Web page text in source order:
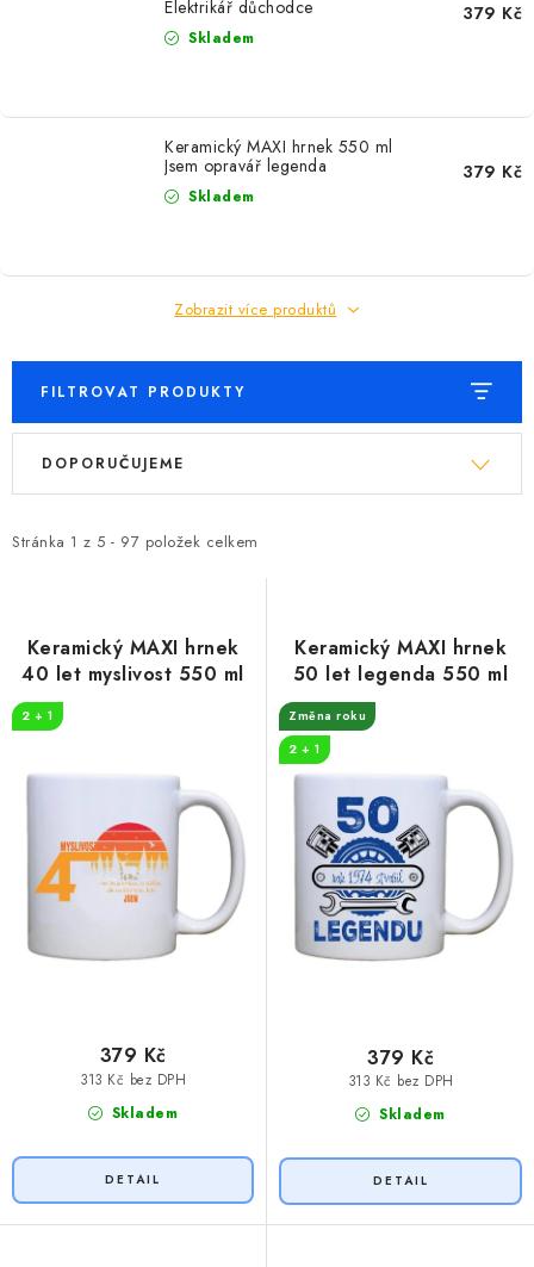
Zásady zpracování ochrany osobních údajů
Elektrikář důchodce
Skladem
379 Kč
Keramický MAXI hrnek 550 ml
Jsem opravář legenda
Skladem
379 Kč
Zobrazit více produktů
FILTROVAT PRODUKTY
V
i
o
d
k
Stránka 1 z 5 - 97 položek celkem
Ř
e
r
o
u
DOPORUČUJEME
Keramický MAXI hrnek
40 let myslivost 550 ml
2 + 1
Skladem
313 Kč bez DPH
379 Kč
Keramický MAXI hrnek
50 let legenda 550 ml
Změna roku
2 + 1
Skladem
313 Kč bez DPH
379 Kč